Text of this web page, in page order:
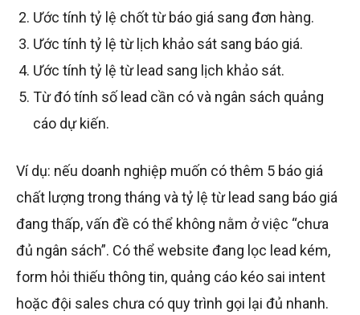
Ước tính tỷ lệ chốt từ báo giá sang đơn hàng.
Ước tính tỷ lệ từ lịch khảo sát sang báo giá.
Ước tính tỷ lệ từ lead sang lịch khảo sát.
Từ đó tính số lead cần có và ngân sách quảng
cáo dự kiến.
Ví dụ: nếu doanh nghiệp muốn có thêm 5 báo giá
chất lượng trong tháng và tỷ lệ từ lead sang báo giá
đang thấp, vấn đề có thể không nằm ở việc “chưa
đủ ngân sách”. Có thể website đang lọc lead kém,
form hỏi thiếu thông tin, quảng cáo kéo sai intent
hoặc đội sales chưa có quy trình gọi lại đủ nhanh.